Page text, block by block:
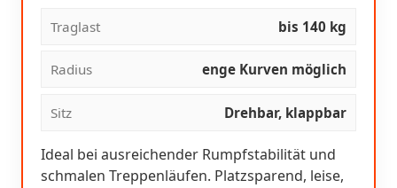
Traglast bis 140 kg
Radius enge Kurven möglich
Sitz Drehbar, klappbar
Ideal bei ausreichender Rumpfstabilität und
schmalen Treppenläufen. Platzsparend, leise,